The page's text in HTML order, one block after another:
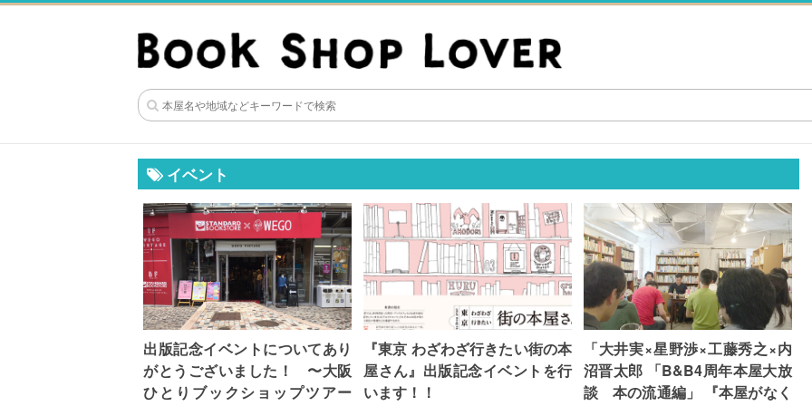
イベント
出版記念イベントについてあり
がとうございました！ 〜大阪
ひとりブックショップツアー
『東京 わざわざ行きたい街の本
屋さん』出版記念イベントを行
います！！
「大井実×星野渉×工藤秀之×内
沼晋太郎 「B&B4周年本屋大放
談 本の流通編」 『本屋がなく